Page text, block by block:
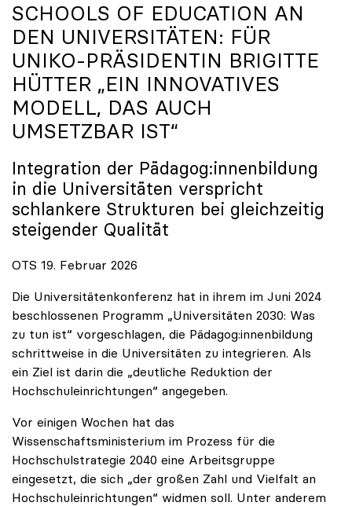
SCHOOLS OF EDUCATION AN
DEN UNIVERSITÄTEN: FÜR
UNIKO-PRÄSIDENTIN BRIGITTE
HÜTTER „EIN INNOVATIVES
MODELL, DAS AUCH
UMSETZBAR IST“
Integration der Pädagog:innenbildung
in die Universitäten verspricht
schlankere Strukturen bei gleichzeitig
steigender Qualität
OTS 19. Februar 2026
Die Universitätenkonferenz hat in ihrem im Juni 2024
beschlossenen Programm „Universitäten 2030: Was
zu tun ist“ vorgeschlagen, die Pädagog:innenbildung
schrittweise in die Universitäten zu integrieren. Als
ein Ziel ist darin die „deutliche Reduktion der
Hochschuleinrichtungen“ angegeben.
Vor einigen Wochen hat das
Wissenschaftsministerium im Prozess für die
Hochschulstrategie 2040 eine Arbeitsgruppe
eingesetzt, die sich „der großen Zahl und Vielfalt an
Hochschuleinrichtungen“ widmen soll. Unter anderem